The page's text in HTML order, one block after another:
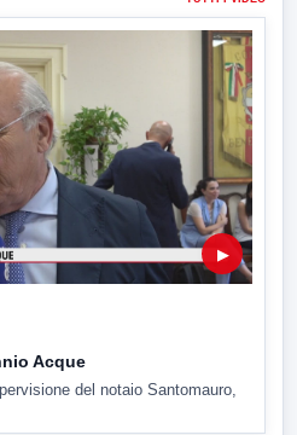
▶
Acque
del notaio Santomauro,